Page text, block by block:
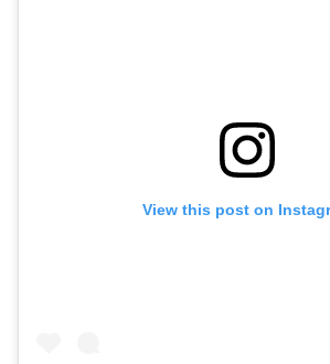
View this post on